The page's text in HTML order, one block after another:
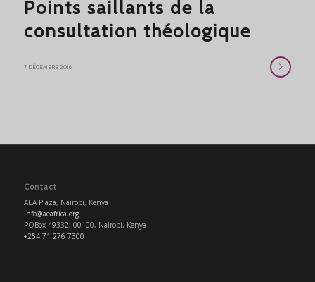
Points saillants de la
consultation théologique
7 DÉCEMBRE 2016
Contact
AEA Plaza, Nairobi, Kenya
info@aeafrica.org
POBox 49332, 00100, Nairobi, Kenya
+254 71 276 7300